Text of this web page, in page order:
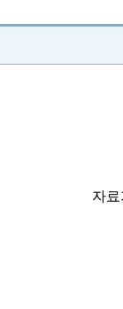
자